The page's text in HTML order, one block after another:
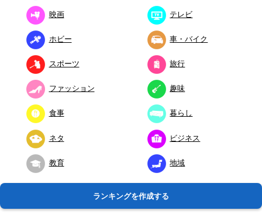
映画 テレビ
ホビー 車・バイク
スポーツ 旅行
ファッション 趣味
食事 暮らし
ネタ ビジネス
教育 地域
ランキングを作成する